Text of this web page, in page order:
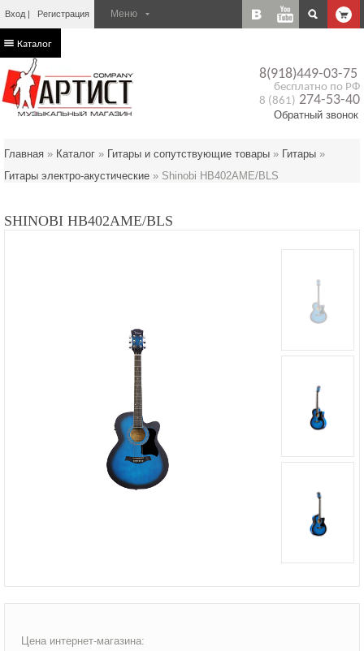
Вход Регистрация
8(918)449-03-75
бесплатно по РФ
8 (861) 274-53-40
Обратный звонок
Каталог
Главная » Каталог » Гитары и сопутствующие товары » Гитары »
Гитары электро-акустические » Shinobi HB402AME/BLS
SHINOBI HB402AME/BLS
Цена интернет-магазина: